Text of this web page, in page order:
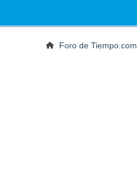
Foro de Tiempo.com